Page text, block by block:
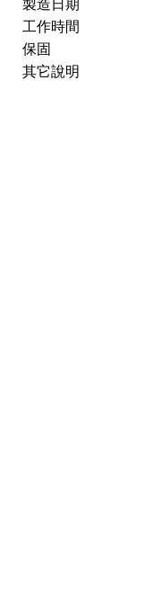
製造日期
工作時間
保固
其它說明